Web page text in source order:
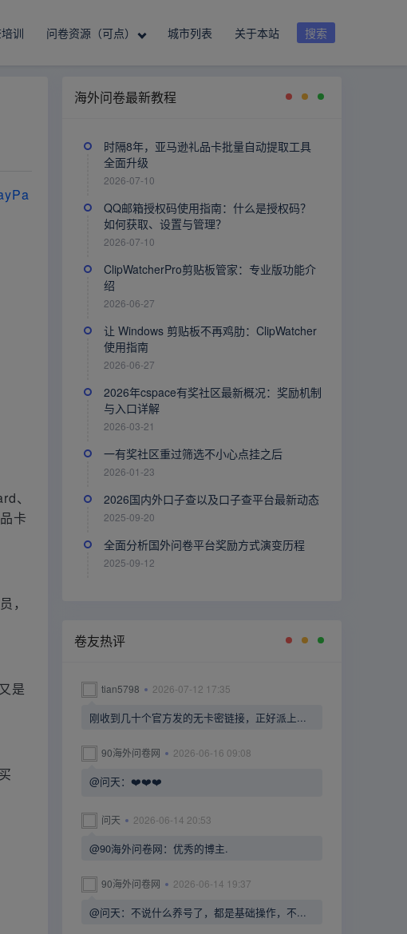
搜索
训 问卷资源（可点） 城市列表 关于本站
、
卡
，
是
海外问卷最新教程
时隔8年，亚马逊礼品卡批量自动提取工具
全面升级
2026-07-10
QQ邮箱授权码使用指南：什么是授权码？
如何获取、设置与管理？
2026-07-10
ClipWatcherPro剪贴板管家：专业版功能介
绍
2026-06-27
让 Windows 剪贴板不再鸡肋：ClipWatcher
使用指南
2026-06-27
2026年cspace有奖社区最新概况：奖励机制
与入口详解
2026-03-21
一有奖社区重过筛选不小心点挂之后
2026-01-23
2026国内外口子查以及口子查平台最新动态
2025-09-20
全面分析国外问卷平台奖励方式演变历程
2025-09-12
卷友热评
tian5798 2026-07-12 17:35
刚收到几十个官方发的无卡密链接，正好派上...
90海外问卷网 2026-06-16 09:08
@问天：❤️❤️❤️
问天 2026-06-14 20:53
@90海外问卷网：优秀的博主.
90海外问卷网 2026-06-14 19:37
@问天：不说什么养号了，都是基础操作，不...